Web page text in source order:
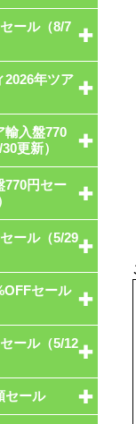
ール（8/7
2026年ツア
輸入盤770
更新）
770円セー
ール（5/29
セール
ール（5/12
セール